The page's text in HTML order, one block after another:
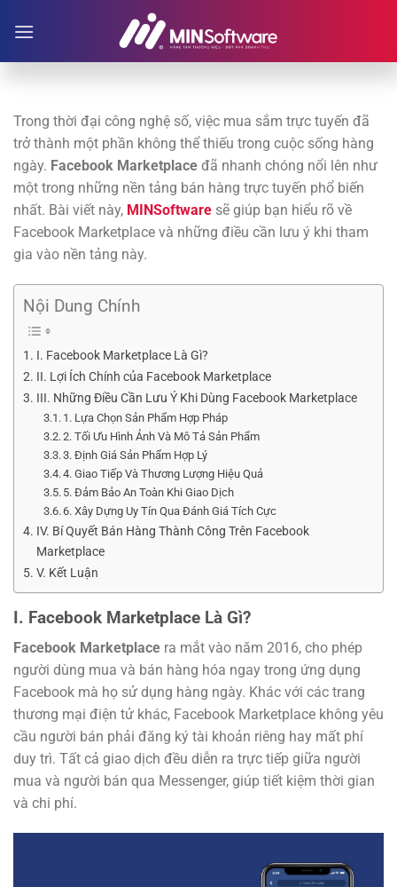
đến
Trong thời đại công nghệ số, việc mua sắm trực tuyến đã
trở thành một phần không thể thiếu trong cuộc sống hàng
ngày. Facebook Marketplace đã nhanh chóng nổi lên như
một trong những nền tảng bán hàng trực tuyến phổ biến
nhất. Bài viết này, MINSoftware sẽ giúp bạn hiểu rõ về
Facebook Marketplace và những điều cần lưu ý khi tham
gia vào nền tảng này.
Nội Dung Chính
I. Facebook Marketplace Là Gì?
II. Lợi Ích Chính của Facebook Marketplace
III. Những Điều Cần Lưu Ý Khi Dùng Facebook Marketplace
1. Lựa Chọn Sản Phẩm Hợp Pháp
2. Tối Ưu Hình Ảnh Và Mô Tả Sản Phẩm
3. Định Giá Sản Phẩm Hợp Lý
4. Giao Tiếp Và Thương Lượng Hiệu Quả
5. Đảm Bảo An Toàn Khi Giao Dịch
6. Xây Dựng Uy Tín Qua Đánh Giá Tích Cực
IV. Bí Quyết Bán Hàng Thành Công Trên Facebook
Marketplace
V. Kết Luận
I. Facebook Marketplace Là Gì?
Facebook Marketplace ra mắt vào năm 2016, cho phép
người dùng mua và bán hàng hóa ngay trong ứng dụng
Facebook mà họ sử dụng hàng ngày. Khác với các trang
thương mại điện tử khác, Facebook Marketplace không yêu
cầu người bán phải đăng ký tài khoản riêng hay mất phí
duy trì. Tất cả giao dịch đều diễn ra trực tiếp giữa người
mua và người bán qua Messenger, giúp tiết kiệm thời gian
và chi phí.